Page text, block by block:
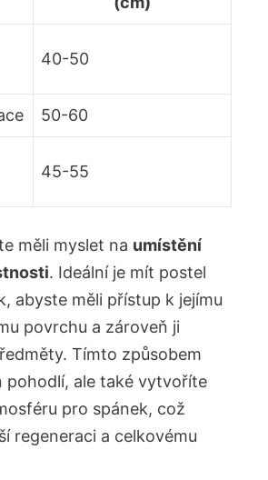
40-50
50-60
45-55
měli myslet na umístění
. Ideální je mít postel
abyste měli přístup k jejímu
povrchu a zároveň ji
Tímto způsobem
pohodlí, ale také vytvoříte
pro spánek, což
regeneraci a celkovému